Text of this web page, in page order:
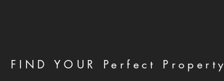
FIND YOUR Perfect Property